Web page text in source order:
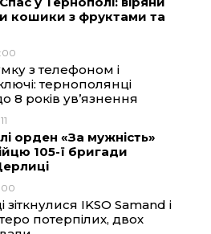
кошики з фруктами та
з телефоном і
тернополянці
8 років ув’язнення
орден «За мужність»
105-ї бригади
IKSO Samand і
потерпілих, двох